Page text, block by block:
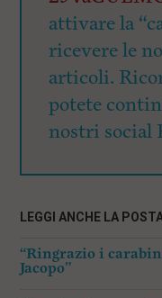
attivare la
ricevere le
articoli.
potete
nostri social
LEGGI ANCHE LA
“Ringrazio i
Jacopo”